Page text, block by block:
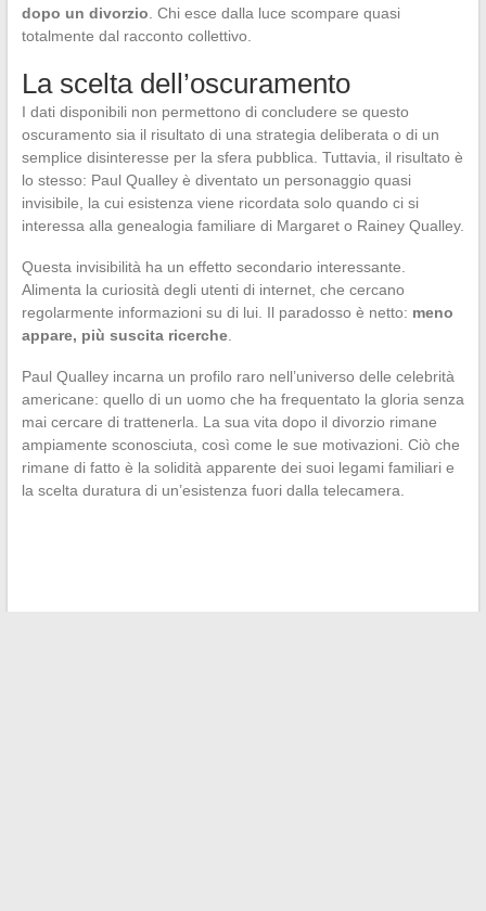
dopo un divorzio . Chi esce dalla luce scompare quasi
totalmente dal racconto collettivo.
La scelta dell’oscuramento
I dati disponibili non permettono di concludere se questo
oscuramento sia il risultato di una strategia deliberata o di un
semplice disinteresse per la sfera pubblica. Tuttavia, il risultato è
lo stesso: Paul Qualley è diventato un personaggio quasi
invisibile, la cui esistenza viene ricordata solo quando ci si
interessa alla genealogia familiare di Margaret o Rainey Qualley.
Questa invisibilità ha un effetto secondario interessante.
Alimenta la curiosità degli utenti di internet, che cercano
regolarmente informazioni su di lui. Il paradosso è netto: meno
appare, più suscita ricerche.
Paul Qualley incarna un profilo raro nell’universo delle celebrità
americane: quello di un uomo che ha frequentato la gloria senza
mai cercare di trattenerla. La sua vita dopo il divorzio rimane
ampiamente sconosciuta, così come le sue motivazioni. Ciò che
rimane di fatto è la solidità apparente dei suoi legami familiari e
la scelta duratura di un’esistenza fuori dalla telecamera.